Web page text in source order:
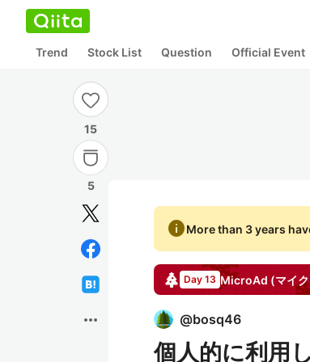
Trend Stock List Question Official Event
15
5
more_horiz
infoMore than 3 years
Day 13 MicroAd (マイク
@bosq46
個人的に利用